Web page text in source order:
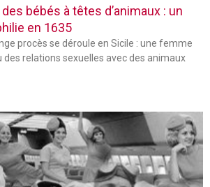
bébés à têtes d’animaux : un
en 1635
procès se déroule en Sicile : une femme
des relations sexuelles avec des animaux